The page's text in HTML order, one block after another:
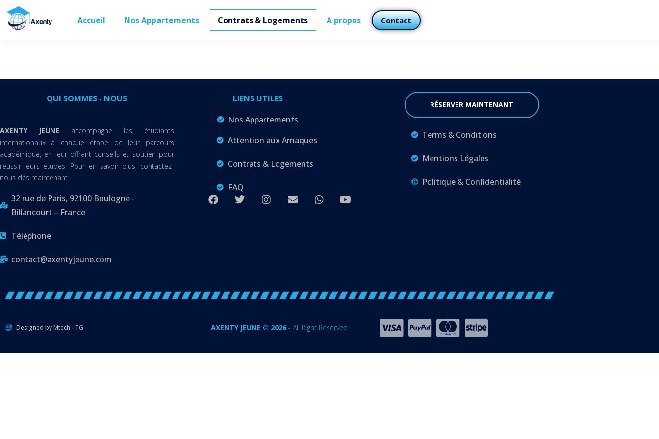
Accueil Nos Appartements Contrats & Logements A propos Contact
QUI SOMMES - NOUS
AXENTY JEUNE accompagne les étudiants
internationaux à chaque étape de leur parcours
académique, en leur offrant conseils et soutien pour
réussir leurs études. Pour en savoir plus, contactez-
nous dès maintenant.
32 rue de Paris, 92100 Boulogne -
Billancourt – France
Téléphone
contact@axentyjeune.com
LIENS UTILES
Nos Appartements
Attention aux Arnaques
Contrats & Logements
FAQ
RÉSERVER MAINTENANT
Terms & Conditions
Mentions Légales
Politique & Confidentialité
Designed by Mtech - TG AXENTY JEUNE © 2026 - All Right Reserved